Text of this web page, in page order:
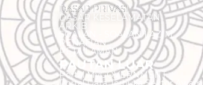
DASAR PRIVASI
DASAR KESELAMATAN
ARKIB
SOALAN - SOALAN LAZIM
PENAFIAN
PETA LAMAN
PAUTAN LUAR
Portal MyGOVERNMENT